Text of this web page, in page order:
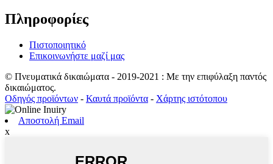
Πληροφορίες
Πιστοποιητικό
Επικοινωνήστε μαζί μας
© Πνευματικά δικαιώματα - 2019-2021 : Με την επιφύλαξη παντός
δικαιώματος.
Οδηγός προϊόντων - Καυτά προϊόντα - Χάρτης ιστότοπου
Αποστολή Email
x